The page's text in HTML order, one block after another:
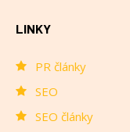
LINKY
PR články
SEO
SEO články